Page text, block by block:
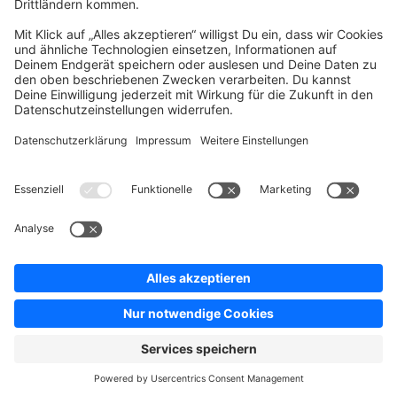
Press
Jobs
Store
Shopware 6 Handbook by
Shopware 6 - Product Feedback &
Terms & Conditions Privacy Legal notice Sitemap Cookie settings